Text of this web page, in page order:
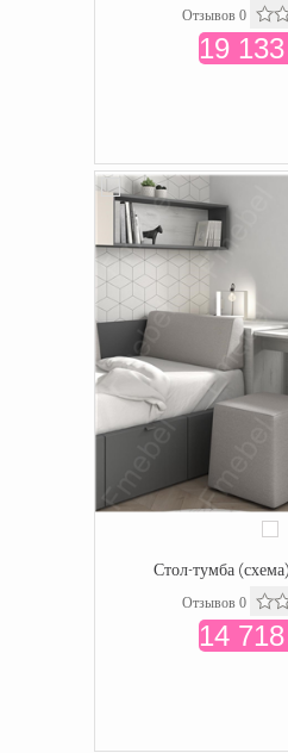
Отзывов 0
19
Стол-тумба
Отзывов 0
14